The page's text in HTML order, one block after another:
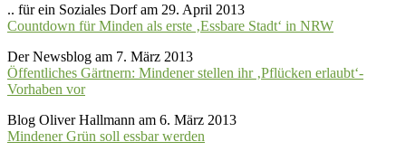
.. für ein Soziales Dorf am 29. April 2013
Countdown für Minden als erste ‚Essbare Stadt‘ in NRW
Der Newsblog am 7. März 2013
Öffentliches Gärtnern: Mindener stellen ihr ‚Pflücken erlaubt‘-
Vorhaben vor
Blog Oliver Hallmann am 6. März 2013
Mindener Grün soll essbar werden